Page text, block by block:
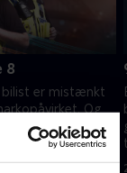
8
bilist er mistænkt
Og
ligefrem glad, da
at politiet i er